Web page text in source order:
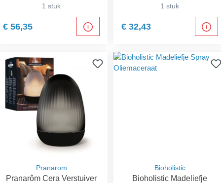
1 stuk
€ 56,35
1 stuk
€ 32,43
Pranarom
Pranarôm Cera Verstuiver
Bioholistic
Bioholistic Madeliefje